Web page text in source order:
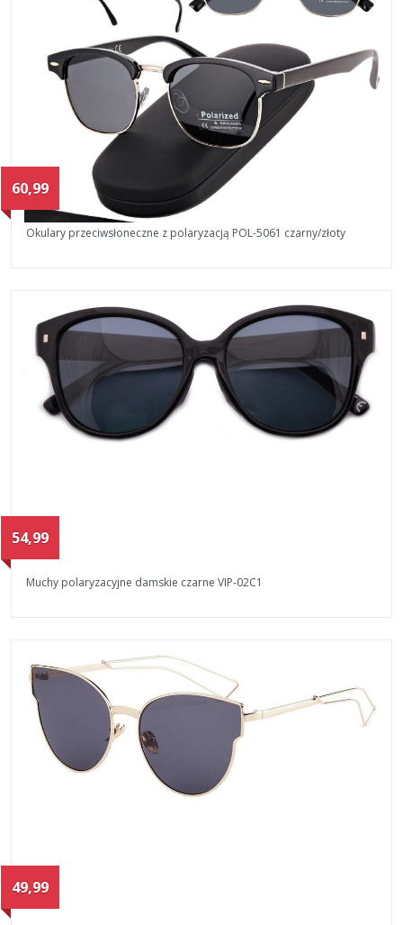
60,99
Okulary przeciwsłoneczne z polaryzacją POL-5061 czarny/złoty
54,99
Muchy polaryzacyjne damskie czarne VIP-02C1
49,99